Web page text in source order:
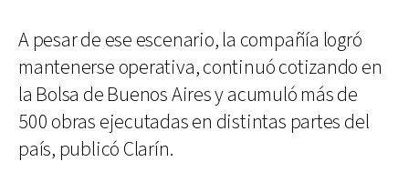
A pesar de ese escenario, la compañía logró
mantenerse operativa, continuó cotizando en
la Bolsa de Buenos Aires y acumuló más de
500 obras ejecutadas en distintas partes del
país, publicó Clarín.